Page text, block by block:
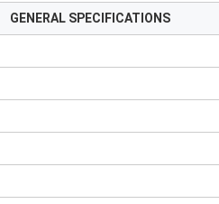
GENERAL SPECIFICATIONS